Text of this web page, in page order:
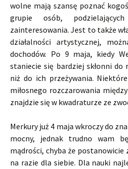
wolne mają szansę poznać
grupie osób,
zainteresowania. Jest to także
działalności artystycznej,
dochodów. Po 9 maja, kiedy
staniecie się bardziej skłonni do
niż do ich przeżywania.
miłosnego rozczarowania
znajdzie się w kwadraturze ze
Merkury już 4 maja wkroczy do
mocny, jednak trudno wam
mądrości, chyba że postanowicie
na razie dla siebie. Dla nauki